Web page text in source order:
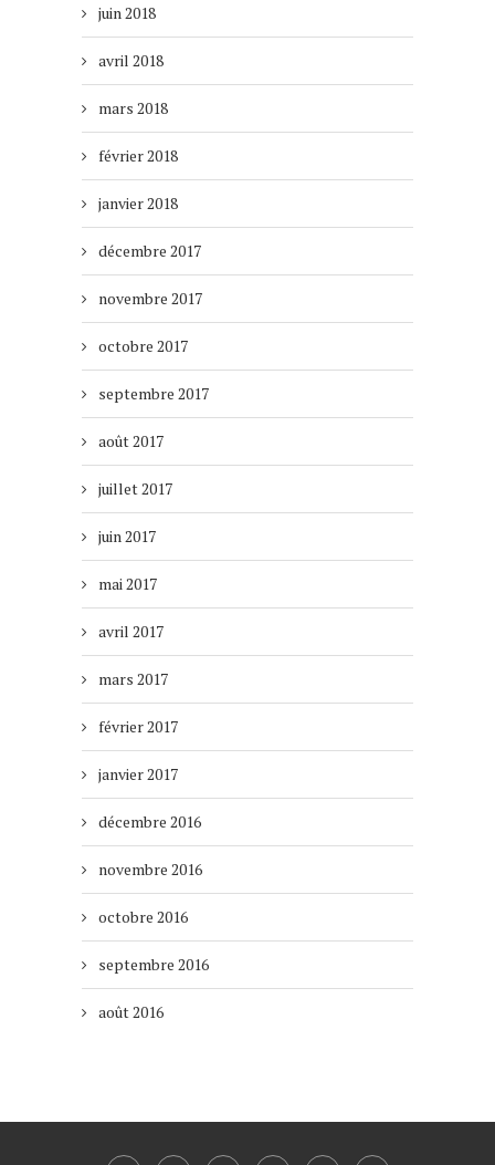
juin 2018
avril 2018
mars 2018
février 2018
janvier 2018
décembre 2017
novembre 2017
octobre 2017
septembre 2017
août 2017
juillet 2017
juin 2017
mai 2017
avril 2017
mars 2017
février 2017
janvier 2017
décembre 2016
novembre 2016
octobre 2016
septembre 2016
août 2016